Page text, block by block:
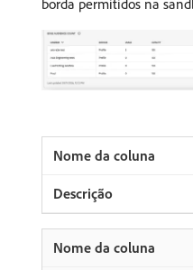
borda permitidos na